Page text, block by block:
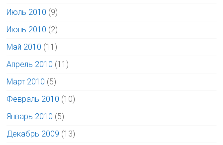
Июль 2010 (9)
Июнь 2010 (2)
Май 2010 (11)
Апрель 2010 (11)
Март 2010 (5)
Февраль 2010 (10)
Январь 2010 (5)
Декабрь 2009 (13)